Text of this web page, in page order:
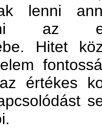
lenni
az
Hitet
értékes